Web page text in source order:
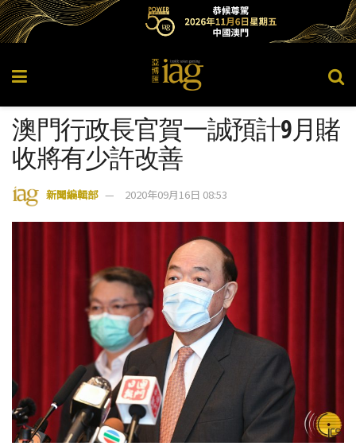
澳門行政長官賀一誠預計9月賭
收將有少許改善
新聞編輯部 2020年09月16日 08:53